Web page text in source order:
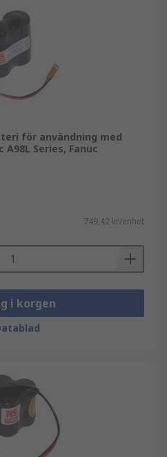
för användning med
A98L Series, Fanuc
749,42 kr/enhet
i korgen